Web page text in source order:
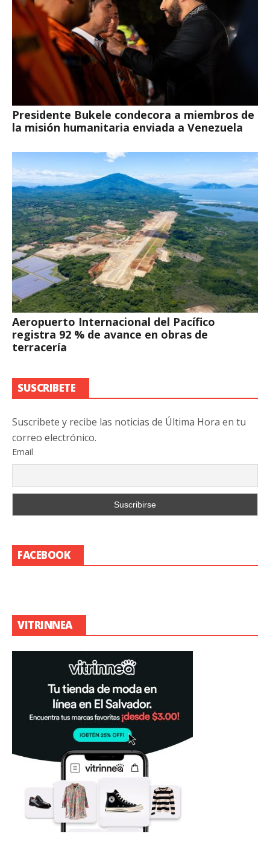
Presidente Bukele condecora a miembros de
la misión humanitaria enviada a Venezuela
Aeropuerto Internacional del Pacífico
registra 92 % de avance en obras de
terracería
SUSCRIBETE
Suscribete y recibe las noticias de Última Hora en tu
correo electrónico.
Email
FACEBOOK
VITRINNEA